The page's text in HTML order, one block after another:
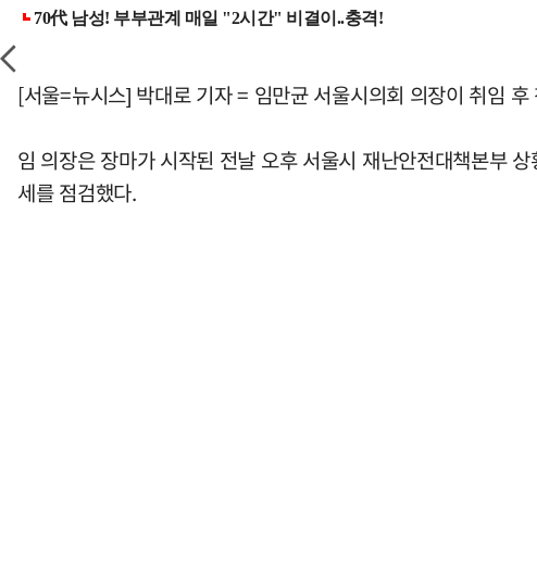
[서울=뉴시스] 박대로 기자 = 임만균 서울시의회 의장이 취임
임 의장은 장마가 시작된 전날 오후 서울시 재난안전대책본부
세를 점검했다.